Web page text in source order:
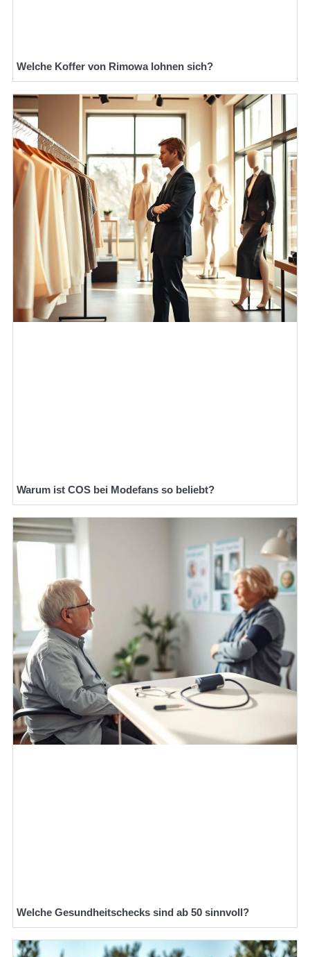
Welche Koffer von Rimowa lohnen sich?
Warum ist COS bei Modefans so beliebt?
Welche Gesundheitschecks sind ab 50 sinnvoll?